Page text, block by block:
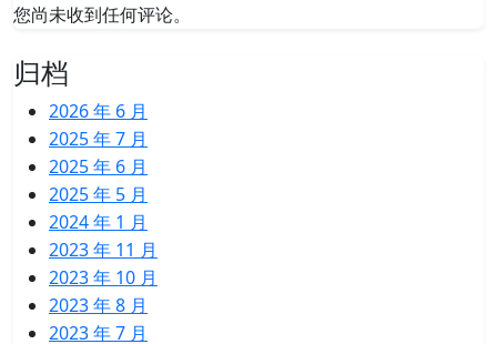
您尚未收到任何评论。
归档
2026 年 6 月
2025 年 7 月
2025 年 6 月
2025 年 5 月
2024 年 1 月
2023 年 11 月
2023 年 10 月
2023 年 8 月
2023 年 7 月